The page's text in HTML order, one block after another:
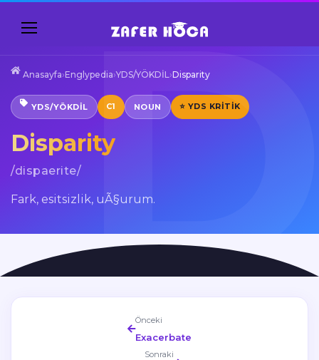
Anasayfa›Englypedia›YDS/YÖKDİL›Disparity
YDS/YÖKDİL C1 NOUN ⭐ YDS KRITIK
Disparity
/dispaerite/
Fark, esitsizlik, uÃ§urum.
Önceki
Exacerbate
Sonraki